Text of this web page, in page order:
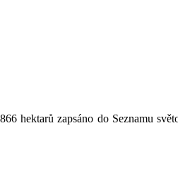
hektarů zapsáno do Seznamu